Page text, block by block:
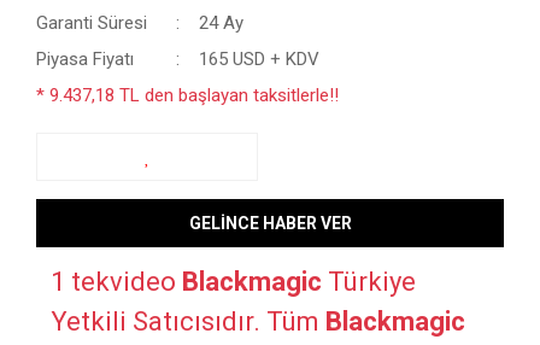
Garanti Süresi
24 Ay
Piyasa Fiyatı
165 USD + KDV
* 9.437,18 TL den başlayan taksitlerle!!
GELİNCE HABER VER
1 tekvideo Blackmagic Türkiye
Yetkili Satıcısıdır. Tüm Blackmagic